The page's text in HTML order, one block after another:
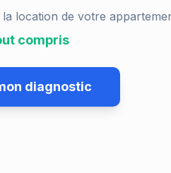
location de votre
compris
diagnostic